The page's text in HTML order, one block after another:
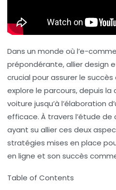
Dans un monde où l’e-
prépondérante, allier design
crucial pour assurer le
explore le parcours, depuis la
voiture jusqu’à l’élaboration
efficace. À travers l’étude de
ayant su allier ces deux
stratégies mises en place
en ligne et son succès
Table of Contents